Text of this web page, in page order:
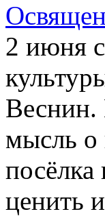
2 июня
Веснин.
мысль о
посёлка
ценить